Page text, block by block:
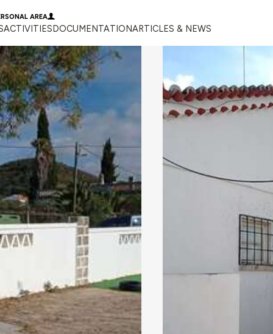
AREA
ACTIVITIESDOCUMENTATIONARTICLES & NEWS